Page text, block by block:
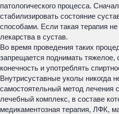
патологического процесса.
стабилизировать состояние
способами. Если такая терапия
лекарства в сустав.
Во время проведения таких
запрещается поднимать тяжелое,
конечность и употреблять
Внутрисуставные уколы никогда
самостоятельный метод лечения
лечебный комплекс, в составе
медикаментозная терапия, ЛФК,